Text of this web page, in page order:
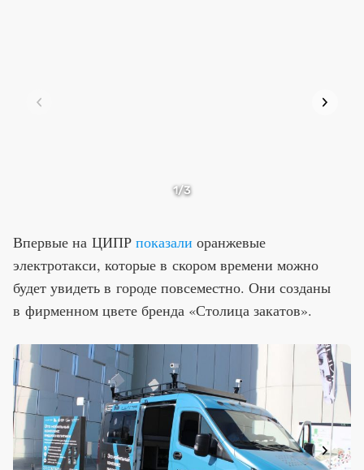
1/3
Впервые на ЦИПР показали оранжевые
электротакси, которые в скором времени можно
будет увидеть в городе повсеместно. Они созданы
в фирменном цвете бренда «Столица закатов».